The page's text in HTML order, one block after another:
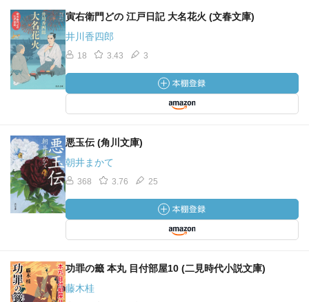
寅右衛門どの 江戸日記 大名花火 (文春文庫)
井川香四郎
18 3.43 3
悪玉伝 (角川文庫)
朝井まかて
368 3.76 25
功罪の籤 本丸 目付部屋10 (二見時代小説文庫)
藤木桂